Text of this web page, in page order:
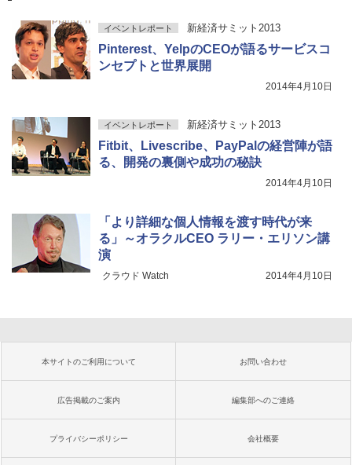
イベントレポート 新経済サミット2013
Pinterest、YelpのCEOが語るサービスコ
ンセプトと世界展開
2014年4月10日
イベントレポート 新経済サミット2013
Fitbit、Livescribe、PayPalの経営陣が語
る、開発の裏側や成功の秘訣
2014年4月10日
「より詳細な個人情報を渡す時代が来
る」～オラクルCEO ラリー・エリソン講
演
クラウド Watch 2014年4月10日
本サイトのご利用について お問い合わせ
広告掲載のご案内 編集部へのご連絡
プライバシーポリシー 会社概要